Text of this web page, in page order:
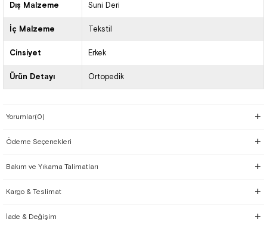
Dış Malzeme Suni Deri
İç Malzeme Tekstil
Cinsiyet Erkek
Ürün Detayı Ortopedik
Yorumlar(0)
Ödeme Seçenekleri
Bakım ve Yıkama Talimatları
Kargo & Teslimat
İade & Değişim